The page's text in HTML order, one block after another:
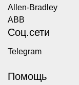
Allen-Bradley
ABB
Соц.сети
Telegram
Помощь